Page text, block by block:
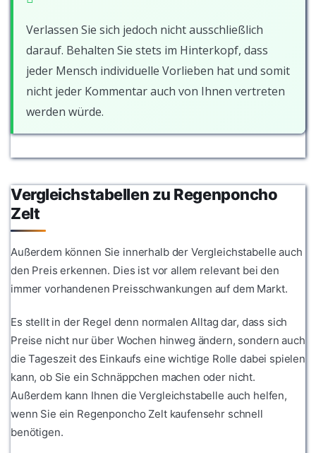
Verlassen Sie sich jedoch nicht ausschließlich
darauf. Behalten Sie stets im Hinterkopf, dass
jeder Mensch individuelle Vorlieben hat und somit
nicht jeder Kommentar auch von Ihnen vertreten
werden würde.
Vergleichstabellen zu Regenponcho
Zelt
Außerdem können Sie innerhalb der Vergleichstabelle auch
den Preis erkennen. Dies ist vor allem relevant bei den
immer vorhandenen Preisschwankungen auf dem Markt.
Es stellt in der Regel denn normalen Alltag dar, dass sich
Preise nicht nur über Wochen hinweg ändern, sondern auch
die Tageszeit des Einkaufs eine wichtige Rolle dabei spielen
kann, ob Sie ein Schnäppchen machen oder nicht.
Außerdem kann Ihnen die Vergleichstabelle auch helfen,
wenn Sie ein Regenponcho Zelt kaufensehr schnell
benötigen.